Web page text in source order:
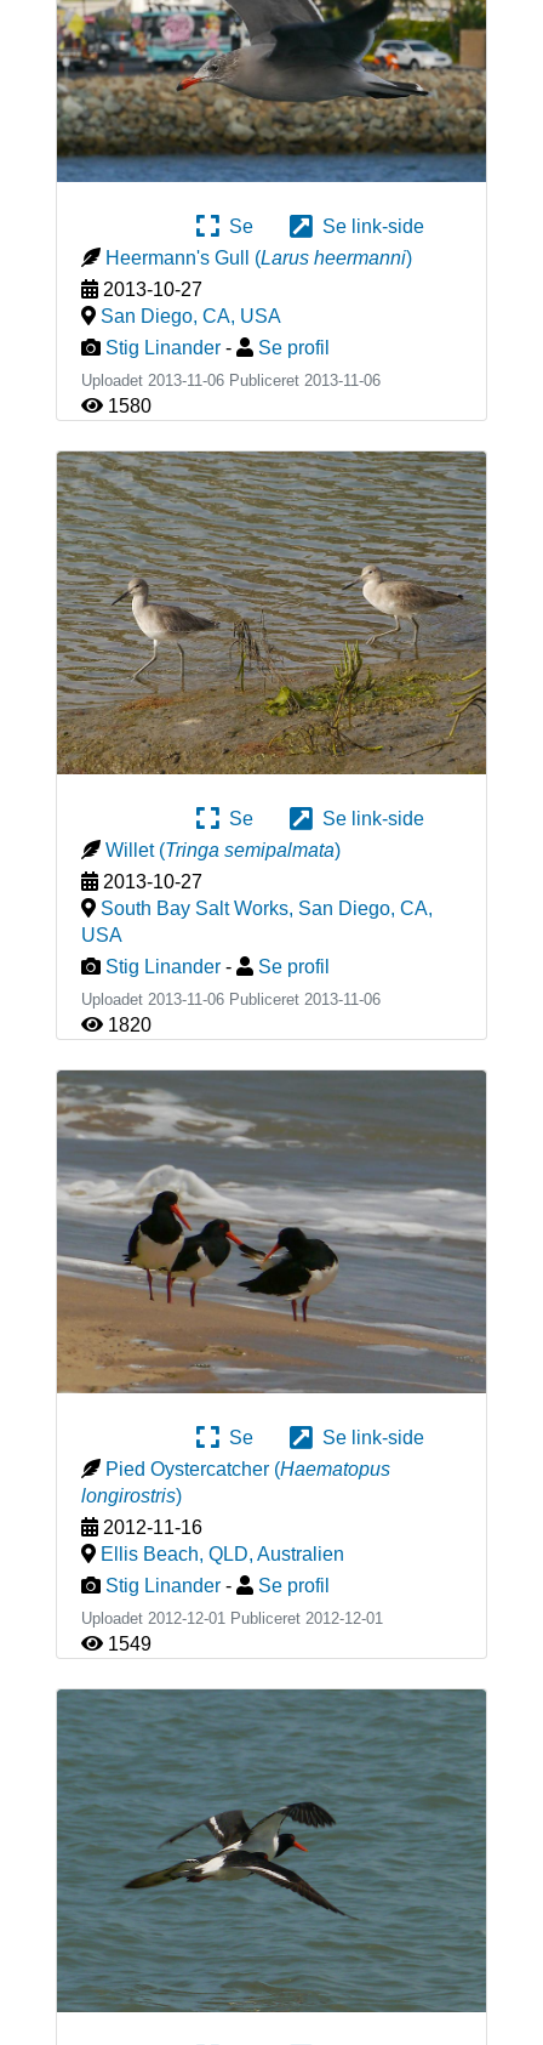
Se
Se link-side
Heermann's Gull
(Larus heermanni)
2013-10-27
San Diego, CA, USA
Stig Linander - Se profil
Uploadet 2013-11-06 Publiceret 2013-11-06
1580
Se
Se link-side
Willet (Tringa semipalmata)
2013-10-27
South Bay Salt Works, San Diego, CA,
USA
Stig Linander - Se profil
Uploadet 2013-11-06 Publiceret 2013-11-06
1820
Se
Se link-side
Pied Oystercatcher (Haematopus
longirostris)
2012-11-16
Ellis Beach, QLD, Australien
Stig Linander - Se profil
Uploadet 2012-12-01 Publiceret 2012-12-01
1549